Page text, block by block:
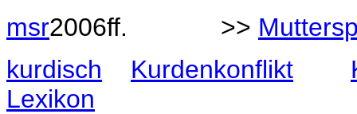
msr2006ff. >>
kurdisch
Kurdenkonflikt
Lexikon